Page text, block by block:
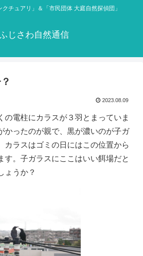
クチュアリ」＆「市民団体 大庭自然探偵団」
じさわ自然通信
2023.08.09
の電柱にカラスが３羽とまっていま
かったのが親で、黒が濃いのが子ガ
カラスはゴミの日にはこの位置から
す。子ガラスにここはいい餌場だと
ょうか？